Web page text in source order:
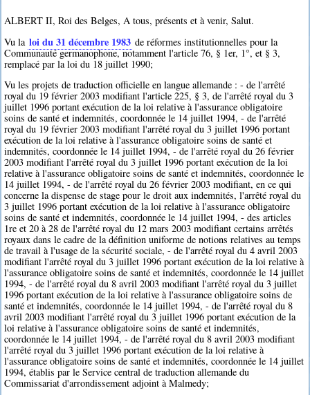
ALBERT II, Roi des Belges, A tous, présents et à venir, Salut.
Vu la loi du 31 décembre 1983 de réformes institutionnelles pour la
Communauté germanophone, notamment l'article 76, § 1er, 1°, et § 3,
remplacé par la loi du 18 juillet 1990;
Vu les projets de traduction officielle en langue allemande : - de l'arrêté
royal du 19 février 2003 modifiant l'article 225, § 3, de l'arrêté royal du 3
juillet 1996 portant exécution de la loi relative à l'assurance obligatoire
soins de santé et indemnités, coordonnée le 14 juillet 1994, - de l'arrêté
royal du 19 février 2003 modifiant l'arrêté royal du 3 juillet 1996 portant
exécution de la loi relative à l'assurance obligatoire soins de santé et
indemnités, coordonnée le 14 juillet 1994, - de l'arrêté royal du 26 février
2003 modifiant l'arrêté royal du 3 juillet 1996 portant exécution de la loi
relative à l'assurance obligatoire soins de santé et indemnités, coordonnée le
14 juillet 1994, - de l'arrêté royal du 26 février 2003 modifiant, en ce qui
concerne la dispense de stage pour le droit aux indemnités, l'arrêté royal du
3 juillet 1996 portant exécution de la loi relative à l'assurance obligatoire
soins de santé et indemnités, coordonnée le 14 juillet 1994, - des articles
1re et 20 à 28 de l'arrêté royal du 12 mars 2003 modifiant certains arrêtés
royaux dans le cadre de la définition uniforme de notions relatives au temps
de travail à l'usage de la sécurité sociale, - de l'arrêté royal du 4 avril 2003
modifiant l'arrêté royal du 3 juillet 1996 portant exécution de la loi relative à
l'assurance obligatoire soins de santé et indemnités, coordonnée le 14 juillet
1994, - de l'arrêté royal du 8 avril 2003 modifiant l'arrêté royal du 3 juillet
1996 portant exécution de la loi relative à l'assurance obligatoire soins de
santé et indemnités, coordonnée le 14 juillet 1994, - de l'arrêté royal du 8
avril 2003 modifiant l'arrêté royal du 3 juillet 1996 portant exécution de la
loi relative à l'assurance obligatoire soins de santé et indemnités,
coordonnée le 14 juillet 1994, - de l'arrêté royal du 8 avril 2003 modifiant
l'arrêté royal du 3 juillet 1996 portant exécution de la loi relative à
l'assurance obligatoire soins de santé et indemnités, coordonnée le 14 juillet
1994, établis par le Service central de traduction allemande du
Commissariat d'arrondissement adjoint à Malmedy;